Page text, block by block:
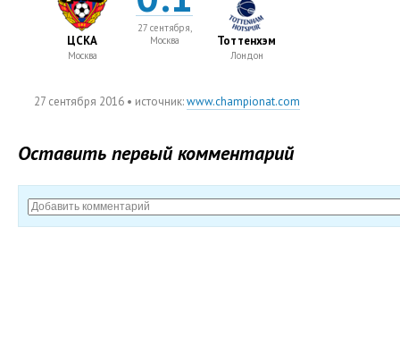
ЦСКА
Москва
27 сентября,
Москва
Тоттенхэм
Лондон
27 сентября 2016 • источник:www.championat.com
Оставить первый комментарий